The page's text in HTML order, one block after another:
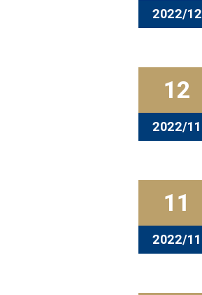
2022/12
12
2022/11
11
2022/11